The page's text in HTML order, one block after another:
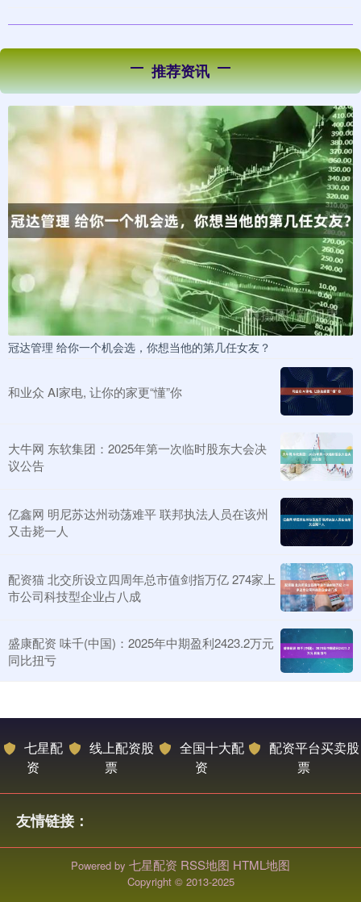
推荐资讯
冠达管理 给你一个机会选，你想当他的第几任女友？
和业众 AI家电, 让你的家更“懂”你
大牛网 东软集团：2025年第一次临时股东大会决
议公告
亿鑫网 明尼苏达州动荡难平 联邦执法人员在该州
又击毙一人
配资猫 北交所设立四周年总市值剑指万亿 274家上
市公司科技型企业占八成
盛康配资 味千(中国)：2025年中期盈利2423.2万元
同比扭亏
七星配
资
线上配资股
票
全国十大配
资
配资平台买卖股
票
友情链接：
Powered by 七星配资 RSS地图 HTML地图
Copyright © 2013-2025